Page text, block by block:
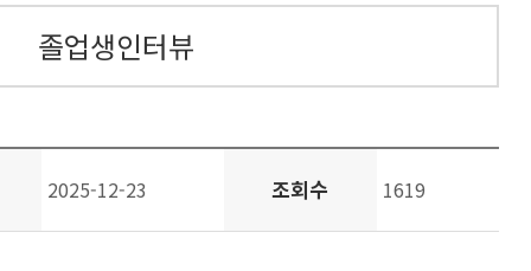
졸업생인터뷰
2025-12-23 조회수 1619